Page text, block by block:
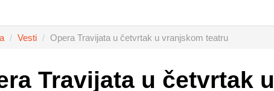
Vesti Opera Travijata u četvrtak u vranjskom teatru
Travijata u četvrtak u